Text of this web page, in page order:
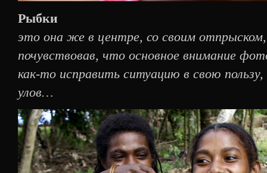
Рыбки
это она же в центре, со своим отпрыском,
почувствовав, что основное внимание
как-то исправить ситуацию в свою
улов…